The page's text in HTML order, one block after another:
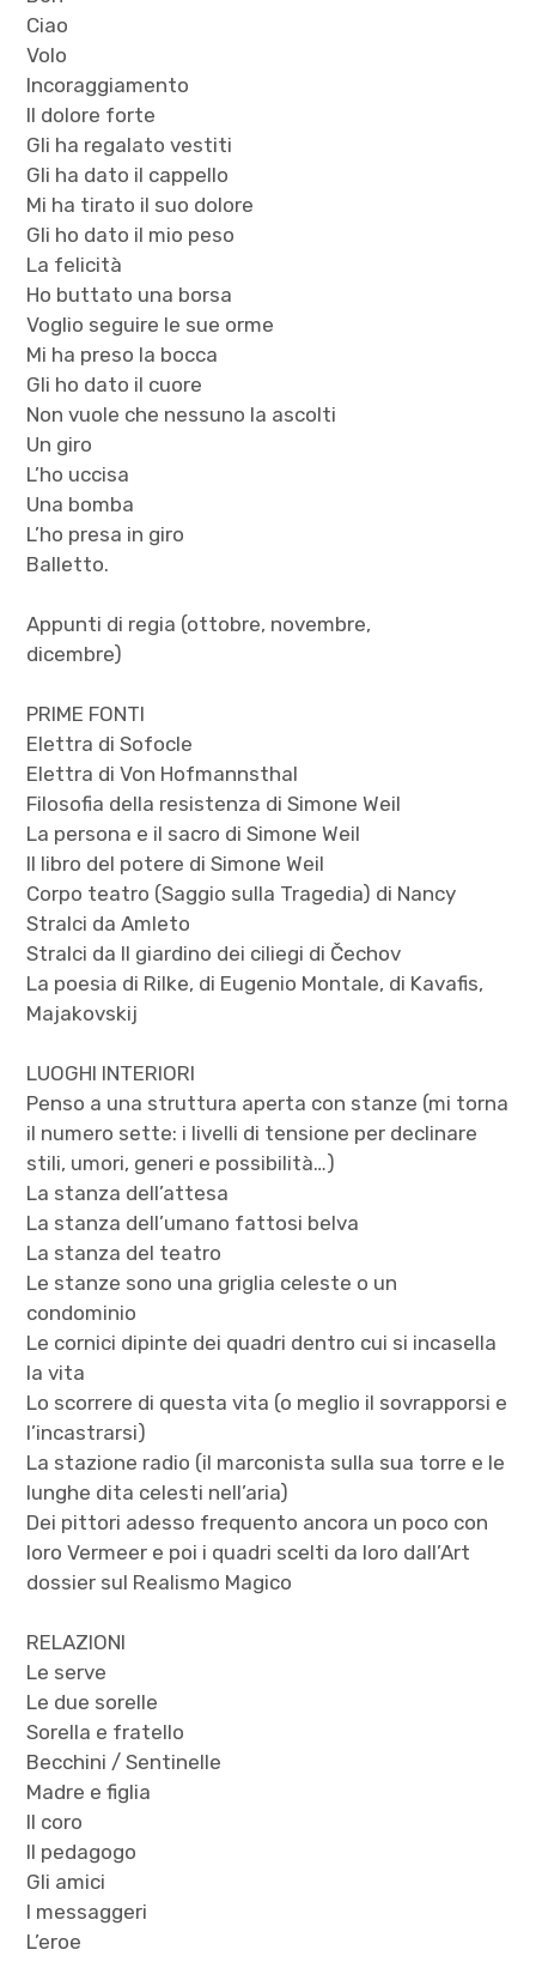
Ciao
Volo
Incoraggiamento
Il dolore forte
Gli ha regalato vestiti
Gli ha dato il cappello
Mi ha tirato il suo dolore
Gli ho dato il mio peso
La felicità
Ho buttato una borsa
Voglio seguire le sue orme
Mi ha preso la bocca
Gli ho dato il cuore
Non vuole che nessuno la ascolti
Un giro
L’ho uccisa
Una bomba
L’ho presa in giro
Balletto.
Appunti di regia (ottobre, novembre,
dicembre)
PRIME FONTI
Elettra di Sofocle
Elettra di Von Hofmannsthal
Filosofia della resistenza di Simone Weil
La persona e il sacro di Simone Weil
Il libro del potere di Simone Weil
Corpo teatro (Saggio sulla Tragedia) di Nancy
Stralci da Amleto
Stralci da Il giardino dei ciliegi di Čechov
La poesia di Rilke, di Eugenio Montale, di Kavafis,
Majakovskij
LUOGHI INTERIORI
Penso a una struttura aperta con stanze (mi torna
il numero sette: i livelli di tensione per declinare
stili, umori, generi e possibilità…)
La stanza dell’attesa
La stanza dell’umano fattosi belva
La stanza del teatro
Le stanze sono una griglia celeste o un
condominio
Le cornici dipinte dei quadri dentro cui si incasella
la vita
Lo scorrere di questa vita (o meglio il sovrapporsi e
l’incastrarsi)
La stazione radio (il marconista sulla sua torre e le
lunghe dita celesti nell’aria)
Dei pittori adesso frequento ancora un poco con
loro Vermeer e poi i quadri scelti da loro dall’Art
dossier sul Realismo Magico
RELAZIONI
Le serve
Le due sorelle
Sorella e fratello
Becchini / Sentinelle
Madre e figlia
Il coro
Il pedagogo
Gli amici
I messaggeri
L’eroe